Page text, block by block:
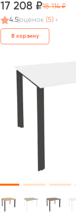
17 208
18 114
4.5оценок (5)
В корзину